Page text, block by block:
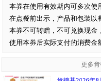
本券在使用有效期内可多次使
在点餐前出示，产品和包装以
本券不可转赠，不可兑换现金
使用本券后实际支付的消费金
更多